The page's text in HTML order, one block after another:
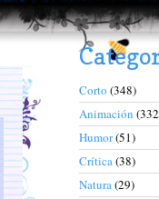
Corto (348)
Animación
Humor(51)
Crítica(38)
Natura(29)